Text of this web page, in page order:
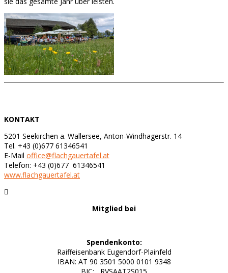
KONTAKT
5201 Seekirchen a. Wallersee, Anton-Windhagerstr. 14
Tel. +43 (0)677 61346541
E-Mail office@flachgauertafel.at
Telefon: +43 (0)677 61346541
www.flachgauertafel.at
Mitglied bei
Spendenkonto:
Raiffeisenbank Eugendorf-Plainfeld
IBAN: AT 90 3501 5000 0101 9348